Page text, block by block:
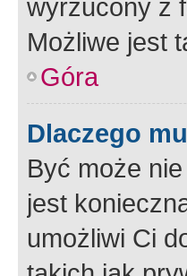
wyrzucony z
Możliwe jest
Góra
Dlaczego
Być może
jest
umożliwi Ci